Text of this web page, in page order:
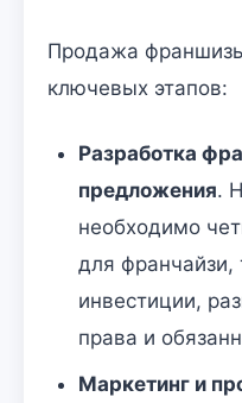
Продажа
ключевых этапов:
Разработка
предложения.
необходимо
для франчайзи,
инвестиции,
права и
Маркетинг и